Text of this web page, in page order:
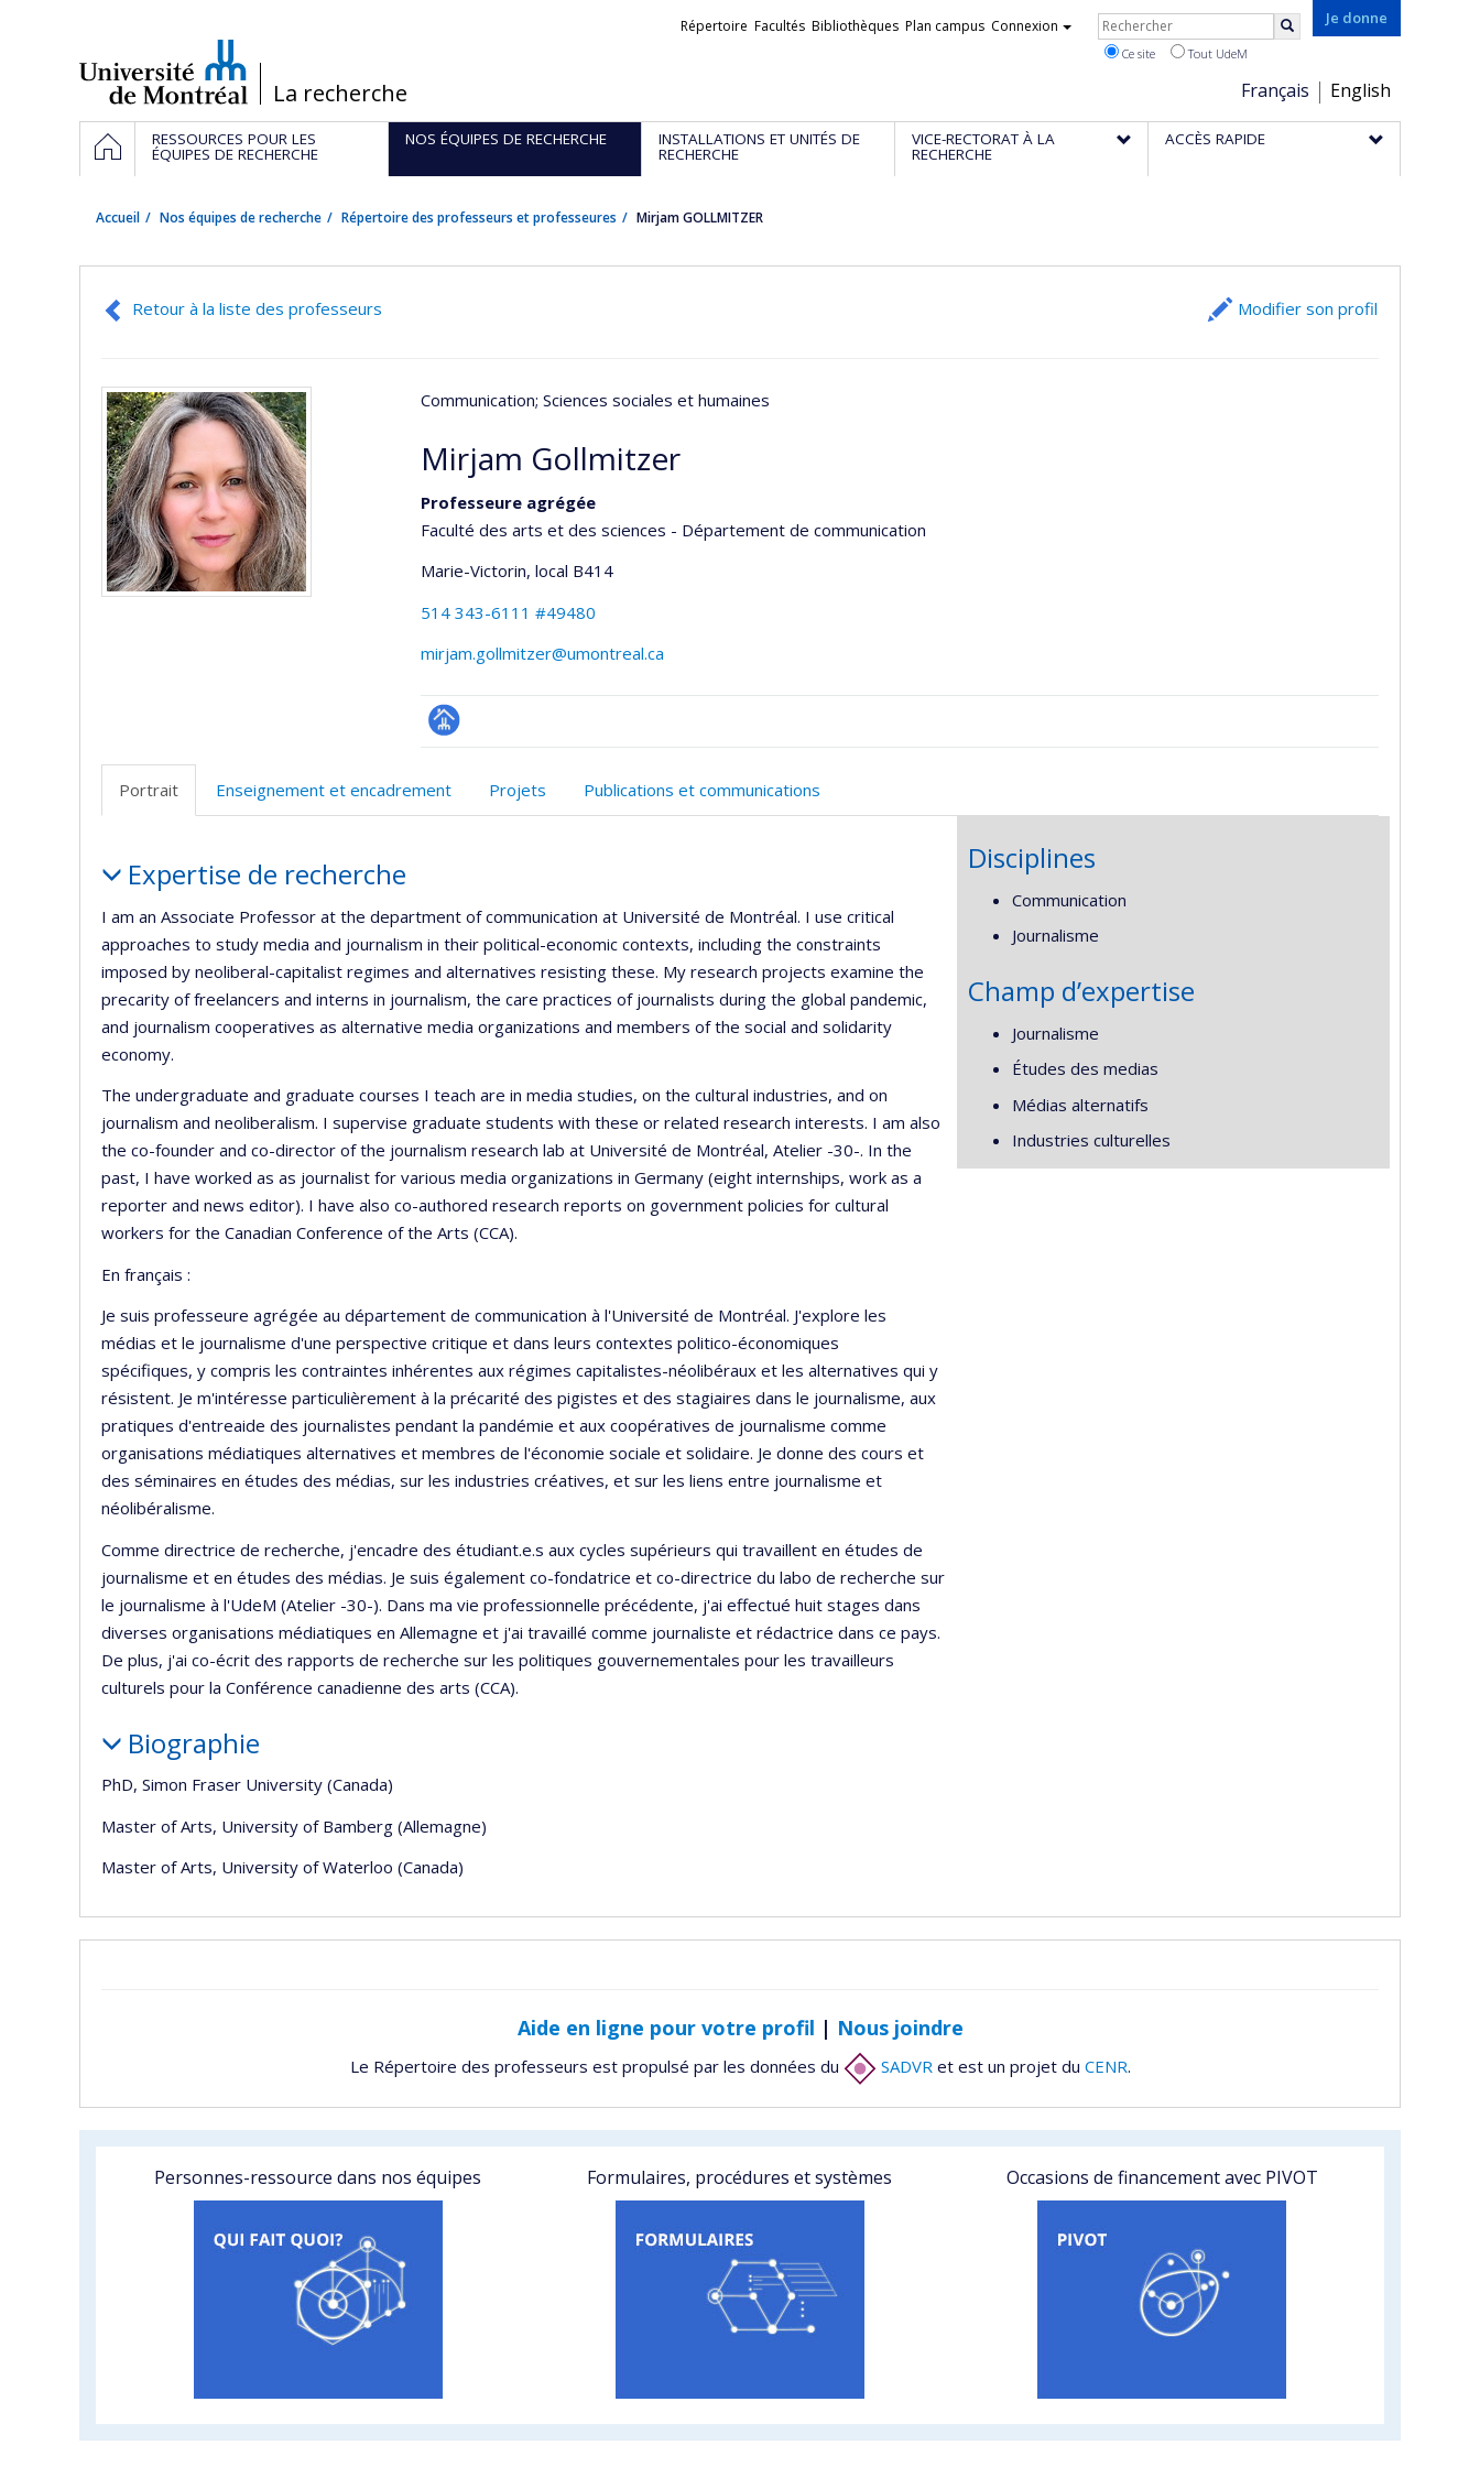
/La recherche
Je donne
Choix
de
la
Français English
Liens
Répertoire Facultés Bibliothèques Plan campus Connexion Rechercher
Ce site Tout UdeM
Navigation
principale
ACCUEILRESSOURCES POUR LES
ÉQUIPES DE RECHERCHE
NOS ÉQUIPES DE RECHERCHE INSTALLATIONS ET UNITÉS DE
RECHERCHE
VICE-RECTORAT À LA
RECHERCHE
ACCÈS RAPIDE
Accueil Nos équipes de recherche Répertoire des professeurs et professeures Mirjam GOLLMITZER
Retour à la liste des professeurs Modifier son profil
Communication; Sciences sociales et humaines
Mirjam Gollmitzer
Professeure agrégée
Faculté des arts et des sciences - Département de communication
Marie-Victorin, local B414
514 343-6111 #49480
mirjam.gollmitzer@umontreal.ca
Page
(faculté,département,école)
Portrait Enseignement et encadrement Projets Publications et communications
Expertise de recherche
I am an Associate Professor at the department of communication at Université de Montréal. I use critical
approaches to study media and journalism in their political-economic contexts, including the constraints
imposed by neoliberal-capitalist regimes and alternatives resisting these. My research projects examine the
precarity of freelancers and interns in journalism, the care practices of journalists during the global pandemic,
and journalism cooperatives as alternative media organizations and members of the social and solidarity
economy.
The undergraduate and graduate courses I teach are in media studies, on the cultural industries, and on
journalism and neoliberalism. I supervise graduate students with these or related research interests. I am also
the co-founder and co-director of the journalism research lab at Université de Montréal, Atelier -30-. In the
past, I have worked as as journalist for various media organizations in Germany (eight internships, work as a
reporter and news editor). I have also co-authored research reports on government policies for cultural
workers for the Canadian Conference of the Arts (CCA).
En français :
Je suis professeure agrégée au département de communication à l'Université de Montréal. J'explore les
médias et le journalisme d'une perspective critique et dans leurs contextes politico-économiques
spécifiques, y compris les contraintes inhérentes aux régimes capitalistes-néolibéraux et les alternatives qui y
résistent. Je m'intéresse particulièrement à la précarité des pigistes et des stagiaires dans le journalisme, aux
pratiques d'entreaide des journalistes pendant la pandémie et aux coopératives de journalisme comme
organisations médiatiques alternatives et membres de l'économie sociale et solidaire. Je donne des cours et
des séminaires en études des médias, sur les industries créatives, et sur les liens entre journalisme et
néolibéralisme.
Comme directrice de recherche, j'encadre des étudiant.e.s aux cycles supérieurs qui travaillent en études de
journalisme et en études des médias. Je suis également co-fondatrice et co-directrice du labo de recherche sur
le journalisme à l'UdeM (Atelier -30-). Dans ma vie professionnelle précédente, j'ai effectué huit stages dans
diverses organisations médiatiques en Allemagne et j'ai travaillé comme journaliste et rédactrice dans ce pays.
De plus, j'ai co-écrit des rapports de recherche sur les politiques gouvernementales pour les travailleurs
culturels pour la Conférence canadienne des arts (CCA).
Biographie
PhD, Simon Fraser University (Canada)
Master of Arts, University of Bamberg (Allemagne)
Master of Arts, University of Waterloo (Canada)
Disciplines
Communication
Journalisme
Champ d’expertise
Journalisme
Études des medias
Médias alternatifs
Industries culturelles
Aide en ligne pour votre profil | Nous joindre
Le Répertoire des professeurs est propulsé par les données du SADVRet est un projet du CENR.
Personnes-ressource dans nos équipes Formulaires, procédures et systèmes Occasions de financement avec PIVOT